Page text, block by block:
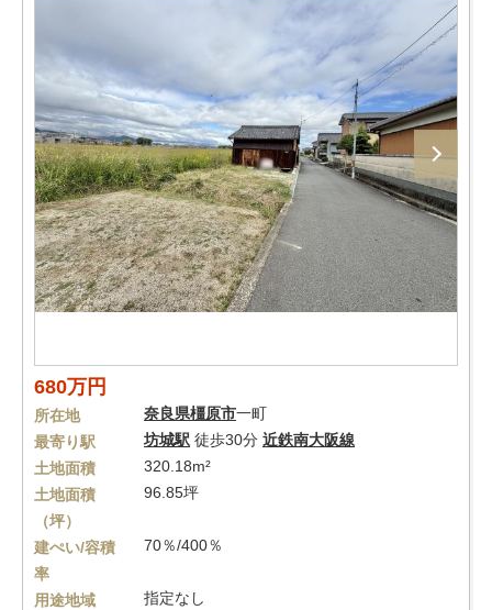
680万円
所在地 奈良県橿原市一町
最寄り駅
坊城駅 徒歩30分 近鉄南大阪線
土地面積
320.18m²
土地面積
（坪）
96.85坪
建ぺい/容積
率
70％/400％
用途地域
指定なし